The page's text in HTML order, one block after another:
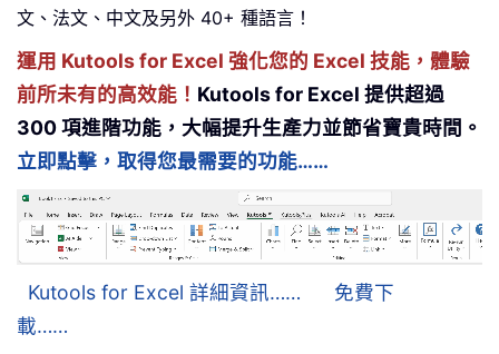
文、法文、中文及另外 40+ 種語言！
運用 Kutools for Excel 強化您的 Excel 技能，體驗
前所未有的高效能！ Kutools for Excel 提供超過
300 項進階功能，大幅提升生產力並節省寶貴時間。
立即點擊，取得您最需要的功能……
Kutools for Excel 詳細資訊……
免費下
載……